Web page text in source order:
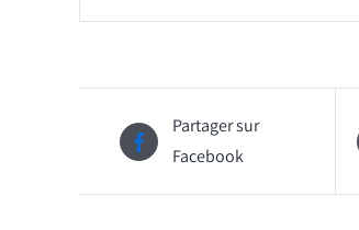
Partager sur
Facebook